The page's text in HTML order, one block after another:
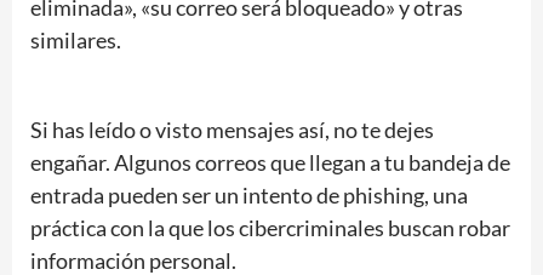
eliminada», «su correo será bloqueado» y otras
similares.
Si has leído o visto mensajes así, no te dejes
engañar. Algunos correos que llegan a tu bandeja de
entrada pueden ser un intento de phishing, una
práctica con la que los cibercriminales buscan robar
información personal.